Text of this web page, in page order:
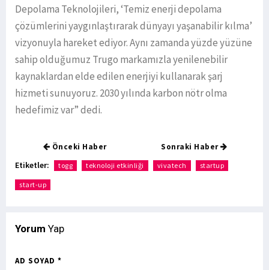
Depolama Teknolojileri, ‘Temiz enerji depolama
çözümlerini yaygınlaştırarak dünyayı yaşanabilir kılma’
vizyonuyla hareket ediyor. Aynı zamanda yüzde yüzüne
sahip olduğumuz Trugo markamızla yenilenebilir
kaynaklardan elde edilen enerjiyi kullanarak şarj
hizmeti sunuyoruz. 2030 yılında karbon nötr olma
hedefimiz var” dedi.
Önceki Haber Sonraki Haber
Etiketler: togg teknoloji etkinliği vivatech startup
start-up
Yorum Yap
AD SOYAD *